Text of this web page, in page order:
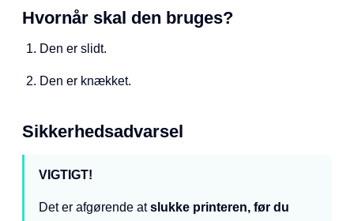
Hvornår skal den bruges?
Den er slidt.
Den er knækket.
Sikkerhedsadvarsel
VIGTIGT!
Det er afgørende atslukke printeren, før du